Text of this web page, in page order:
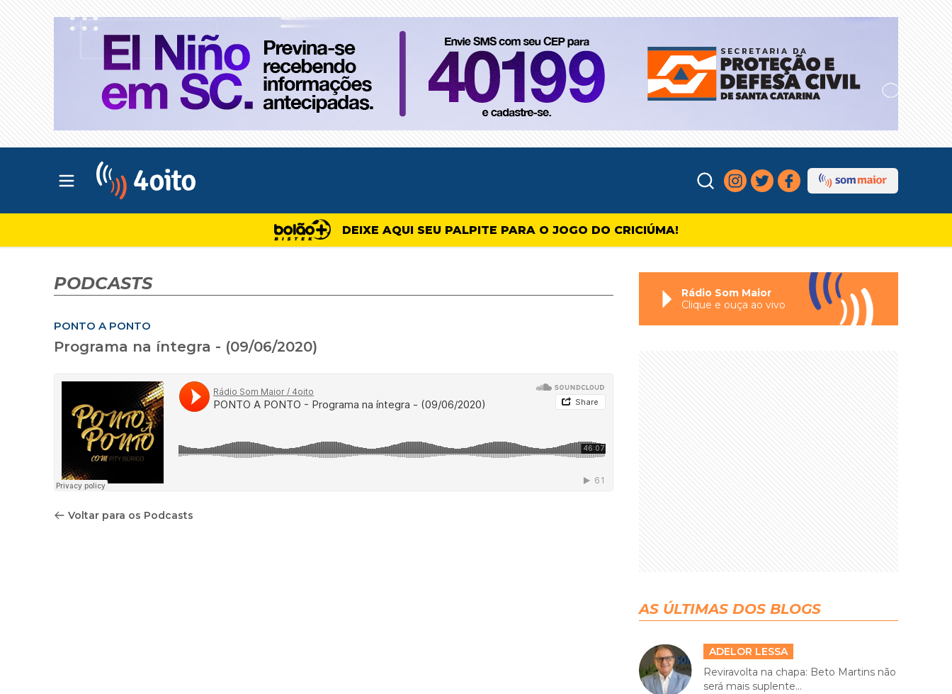
Abrir menu principal
DEIXE AQUI SEU PALPITE PARA O JOGO DO CRICIÚMA!
PODCASTS
PONTO A PONTO
Programa na íntegra - (09/06/2020)
Voltar para os Podcasts
Rádio Som Maior
Clique e ouça ao vivo
AS ÚLTIMAS DOS BLOGS
ADELOR LESSA
Reviravolta na chapa: Beto Martins não
será mais suplente...